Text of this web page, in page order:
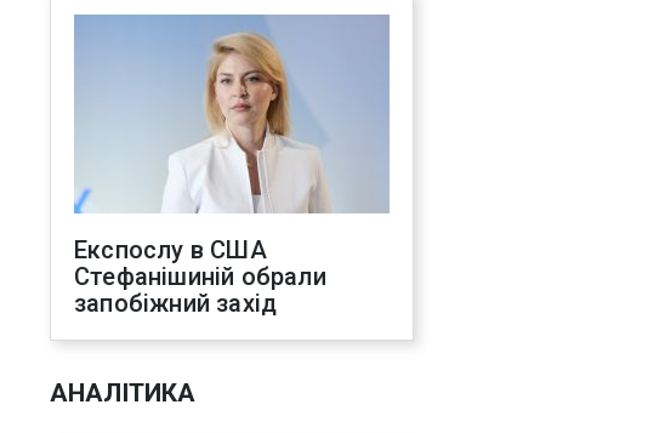
Експослу в США
Стефанішиній обрали
запобіжний захід
АНАЛІТИКА